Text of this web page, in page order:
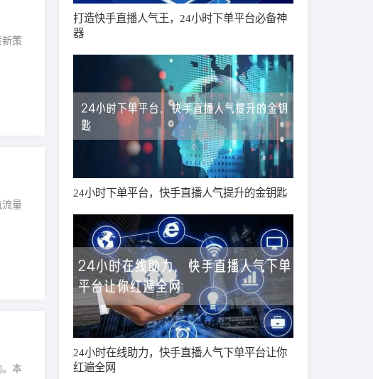
策
流量
。本
打造快手直播人气王，24小时下单平台必备神
器
24小时下单平台，快手直播人气提升的金钥匙
24小时在线助力，快手直播人气下单平台让你
红遍全网